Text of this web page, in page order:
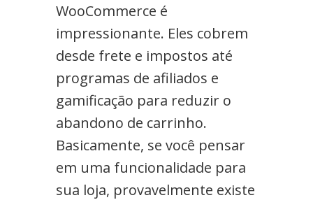
WooCommerce é
impressionante. Eles cobrem
desde frete e impostos até
programas de afiliados e
gamificação para reduzir o
abandono de carrinho.
Basicamente, se você pensar
em uma funcionalidade para
sua loja, provavelmente existe